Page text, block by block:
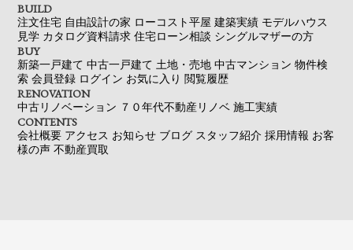
BUILD
注文住宅 自由設計の家 ローコスト平屋 建築実績 モデルハウス
見学 カタログ資料請求 住宅ローン相談 シングルマザーの方
BUY
新築一戸建て 中古一戸建て 土地・売地 中古マンション 物件検
索 会員登録 ログイン お気に入り 閲覧履歴
RENOVATION
中古リノベーション ７０年代不動産リノベ 施工実績
CONTENTS
会社概要 アクセス お知らせ ブログ スタッフ紹介 採用情報 お客
様の声 不動産買取